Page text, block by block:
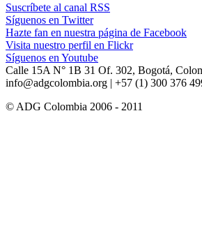
Suscríbete al canal RSS
Síguenos en Twitter
Hazte fan en nuestra página de Facebook
Visita nuestro perfil en Flickr
Síguenos en Youtube
Calle 15A N° 1B 31 Of. 302, Bogotá,
info@adgcolombia.org | +57 (1) 300 376
© ADG Colombia 2006 - 2011